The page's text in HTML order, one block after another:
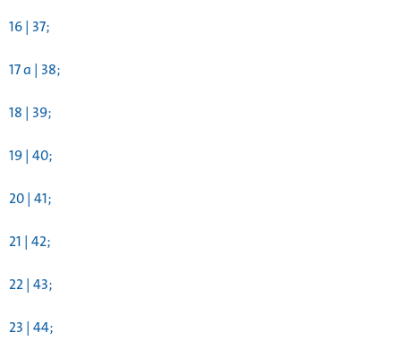
16 | 37;
17 a | 38;
18 | 39;
19 | 40;
20 | 41;
21 | 42;
22 | 43;
23 | 44;